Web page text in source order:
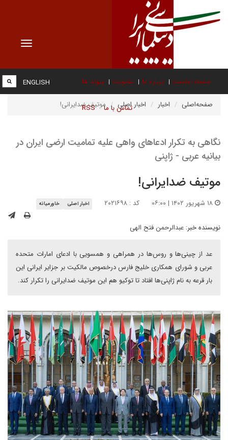
Toggle
صفحه نخست درباره ما عضویت پیوند ها
تماس با ما RSS
ENGLISH
صفحه‌اصلی اخبار اخبار اصلی موتیف ضدایرانی!
نگاهی به تکرار ادعاهای واهی علیه تمامیت ارضی ایران در
بیانیه عربی - ژاپنی
موتیف ضدایرانی!
کد : ۲۰۲۱۶۹۸ اخبار اصلی خاورمیانه
نویسنده خبر: عبدالرحمن فتح الهی
عد از چینی‌ها و روس‌ها در همراهی و همسویی با ادعای امارات متحده
عربی و شورای همکاری خلیج فارس درخصوص مالکیت بر جزایر ایرانی این
بار قرعه به نام ژاپنی‌ها افتاد تا توکیو هم این موتیف ضدایرانی را تکرار کند.